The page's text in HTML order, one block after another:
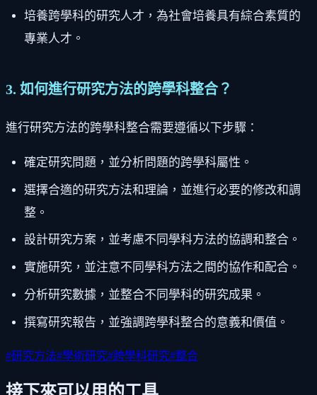
培養跨學科的研究人才，為社會培養具有綜合素質的
專業人才。
3. 如何進行研究方法的跨學科整合？
進行研究方法的跨學科整合需要遵循以下步驟：
確定研究問題，並分析問題的跨學科屬性。
選擇合適的研究方法和理論，並進行必要的修改和調
整。
設計研究方案，並考慮不同學科方法的協調和整合。
實施研究，並注意不同學科方法之間的協作和配合。
分析研究數據，並整合不同學科的研究成果。
撰寫研究報告，並強調跨學科整合的意義和價值。
#研究方法#學術研究#跨學科研究#整合
接下來可以用的工具